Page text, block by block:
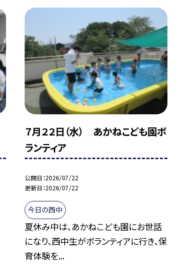
７月２２日（水） あかねこども園ボ
ランティア
公開日 2026/07/22
更新日 2026/07/22
今日の西中
夏休み中は、あかねこども園にお世話
になり、西中生がボランティアに行き、保
育体験を...